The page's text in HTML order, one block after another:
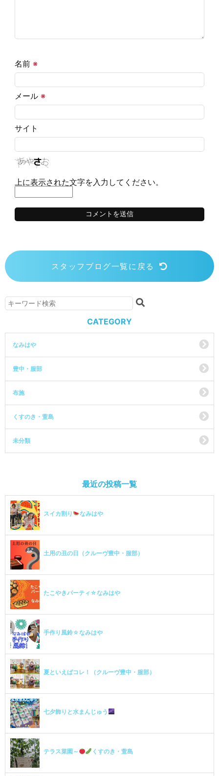
名前 ※
メール ※
サイト
上に表示された文字を入力してください。
スタッフブログ一覧に戻る
CATEGORY
なみはや
豊中・服部
布施
くすのき・萱島
未分類
最近の投稿一覧
スイカ割り なみはや
土用の丑の日（クルーヴ豊中・服部）
たこやきパーティ☆なみはや
手作り風鈴☆なみはや
夏といえばコレ！（クルーヴ豊中・服部）
七夕飾りと水まんじゅう
テラス菜園～ くすのき・萱島